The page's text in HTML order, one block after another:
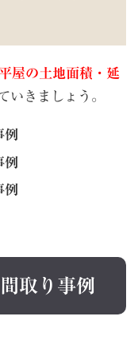
屋の土地面積・延
いきましょう。
例
例
例
取り事例